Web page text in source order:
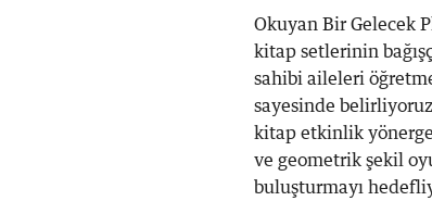
Okuyan Bir Gelecek
kitap setlerinin
sahibi aileleri
sayesinde
kitap etkinlik
ve geometrik şekil
buluşturmayı